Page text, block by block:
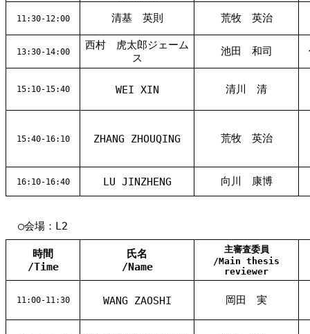
11:30-12:00 清基 英則 荒牧 英治
13:30-14:00
西村 虎太郎ジェーム
ス
池田 和司
15:10-15:40 WEI XIN 清川 清
15:40-16:10 ZHANG ZHOUQING 荒牧 英治
16:10-16:40 LU JINZHENG 向川 康博
○会場：L2
時間
/Time
氏名
/Name
主審査委員
/Main thesis
reviewer
11:00-11:30 WANG ZAOSHI 岡田 実